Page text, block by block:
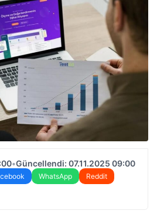
•Güncellendi: 07.11.2025 09:00
WhatsApp
Reddit